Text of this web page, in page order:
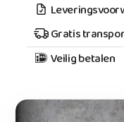
Gratis
Veilig betalen